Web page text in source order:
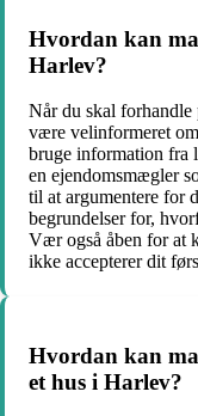
Hvordan kan
Harlev?
Når du skal forhandle
være velinformeret
bruge information fra
en ejendomsmægler
til at argumentere for
begrundelser for,
Vær også åben for at
ikke accepterer dit
Hvordan kan
et hus i Harlev?